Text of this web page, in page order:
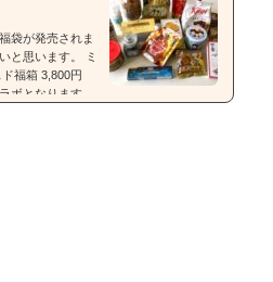
袋が発売されま
と思います。 ミ
福箱 3,800円
ボとなります。
袋（税込3,500